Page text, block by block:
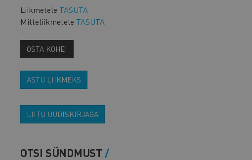
Liikmetele TASUTA
Mitteliikmetele TASUTA
OSTA KOHE!
ASTU LIIKMEKS
LIITU UUDISKIRJAGA
OTSI SÜNDMUST